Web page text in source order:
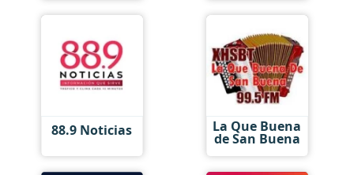
88.9 Noticias La Que Buena
de San Buena